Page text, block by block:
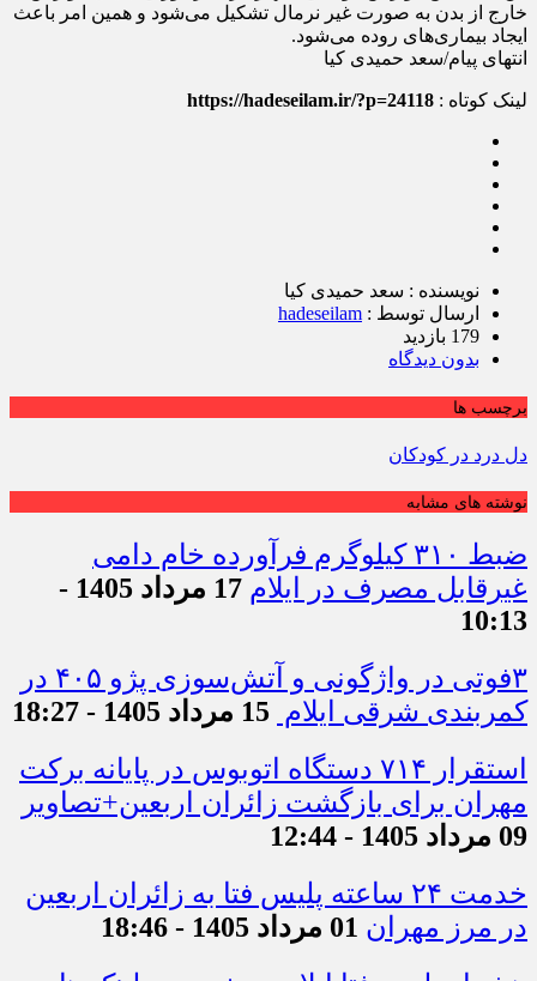
خارج از بدن به صورت غیر نرمال تشکیل می‌شود و همین امر باعث
ایجاد بیماری‌های روده می‌شود.
انتهای پیام/سعد حمیدی کیا
لینک کوتاه : https://hadeseilam.ir/?p=24118
نویسنده : سعد حمیدی کیا
ارسال توسط : hadeseilam
179 بازدید
بدون دیدگاه
برچسب ها
دل درد در کودکان
نوشته های مشابه
ضبط ۳۱۰ کیلوگرم فرآورده خام دامی
غیرقابل مصرف در ایلام
17 مرداد 1405 -
10:13
۳فوتی در واژگونی و آتش‌سوزی پژو ۴۰۵ در
کمربندی شرقی ایلام 15 مرداد 1405 - 18:27
استقرار ۷۱۴ دستگاه اتوبوس در پایانه برکت
مهران برای بازگشت زائران اربعین+تصاویر
09 مرداد 1405 - 12:44
خدمت ۲۴ ساعته پلیس فتا به زائران اربعین
در مرز مهران 01 مرداد 1405 - 18:46